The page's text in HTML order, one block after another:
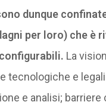
dunque
per loro) che è
La
tecnologiche e
e analisi;